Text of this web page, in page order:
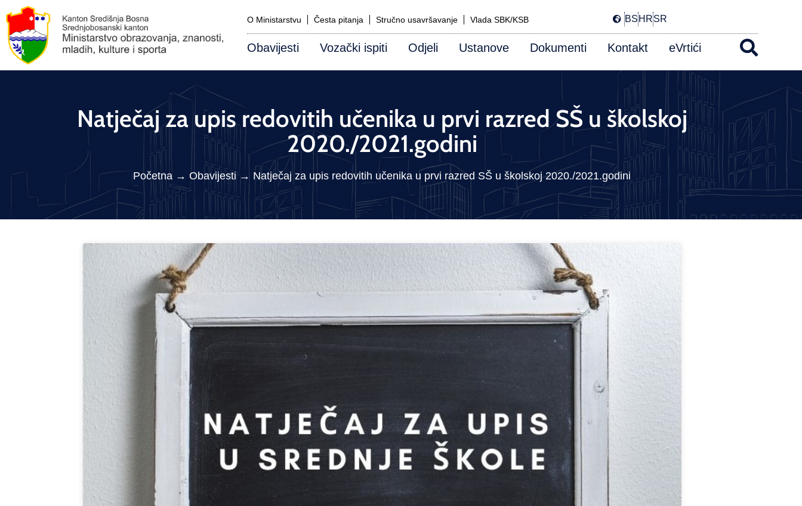
O Ministarstvu Česta pitanja Stručno usavršavanje Vlada SBK/KSB BSHRSR
Obavijesti Vozački ispiti Odjeli Ustanove Dokumenti Kontakt eVrtići
Natječaj za upis redovitih učenika u prvi razred SŠ u školskoj
2020./2021.godini
Početna → Obavijesti→ Natječaj za upis redovitih učenika u prvi razred SŠ u školskoj 2020./2021.godini